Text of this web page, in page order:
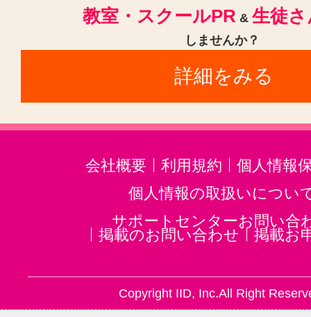
教室・スクールPR & 生徒
しませんか？
詳細をみる
会社概要 利用規約
個人情報
個人情報の取扱いについ
サポートセンターお問い合
掲載のお問い合わせ
掲載お
Copyright IID, Inc.All Right